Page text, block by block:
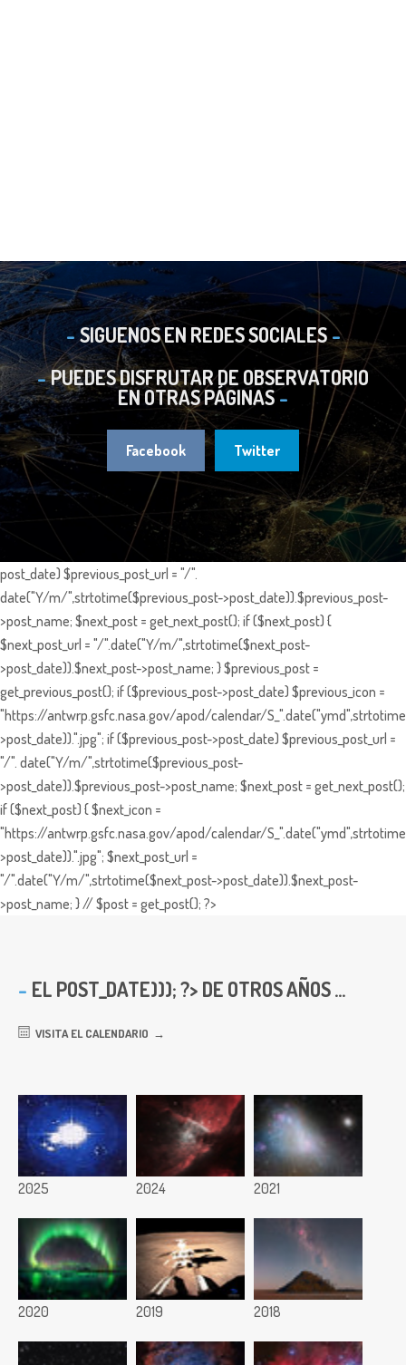
SIGUENOS EN REDES SOCIALES
PUEDES DISFRUTAR DE OBSERVATORIO
EN OTRAS PÁGINAS
Facebook Twitter
post_date) $previous_post_url = "/".
date("Y/m/",strtotime($previous_post->post_date)).$previous_post-
>post_name; $next_post = get_next_post(); if ($next_post) {
$next_post_url = "/".date("Y/m/",strtotime($next_post-
>post_date)).$next_post->post_name; } $previous_post =
get_previous_post(); if ($previous_post->post_date) $previous_icon =
"https://antwrp.gsfc.nasa.gov/apod/calendar/
>post_date)).".jpg"; if ($previous_post->post_date) $previous_post_url =
"/". date("Y/m/",strtotime($previous_post-
>post_date)).$previous_post->post_name; $next_post = get_next_post();
if ($next_post) { $next_icon =
"https://antwrp.gsfc.nasa.gov/apod/calendar/
>post_date)).".jpg"; $next_post_url =
"/".date("Y/m/",strtotime($next_post->post_date)).$next_post-
>post_name; } // $post = get_post(); ?>
EL POST_DATE))); ?> DE OTROS AÑOS ...
VISITA EL CALENDARIO
2025 2024 2021
2020 2019 2018